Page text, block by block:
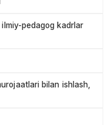
pedagog kadrlar
bilan ishlash,